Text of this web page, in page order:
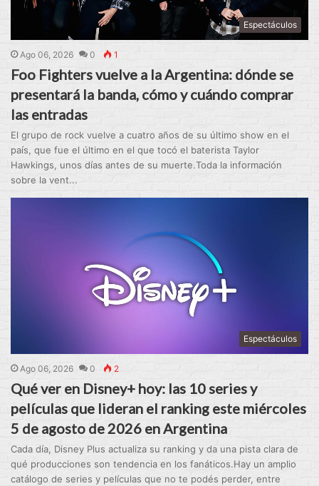
Espectáculos
Ago 06, 2026 0 1
Foo Fighters vuelve a la Argentina: dónde se
presentará la banda, cómo y cuándo comprar
las entradas
El grupo de rock vuelve a cuatro años de su último show en el
país, que fue el último en el que tocó el baterista Taylor
Hawkings, unos días antes de su muerte.Toda la información
sobre la vent...
Espectáculos
Ago 06, 2026 0 2
Qué ver en Disney+ hoy: las 10 series y
películas que lideran el ranking este miércoles
5 de agosto de 2026 en Argentina
Cada día, Disney Plus actualiza su ranking y da una pista clara de
qué producciones son tendencia en los fanáticos.Hay un amplio
catálogo de series y películas que no te podés perder, entre